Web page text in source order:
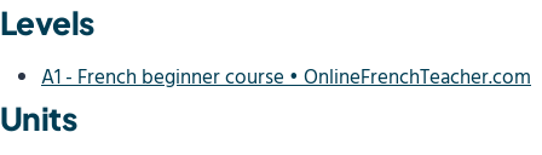
Levels
A1 - French beginner course • OnlineFrenchTeacher.com
Units